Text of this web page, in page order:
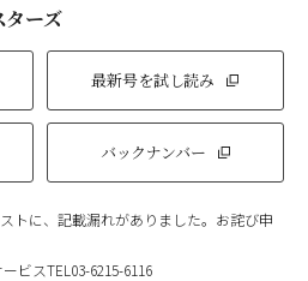
ターズ
最新号を試し読み
バックナンバー
トに、記載漏れがありました。お詫び申
ビスTEL03-6215-6116